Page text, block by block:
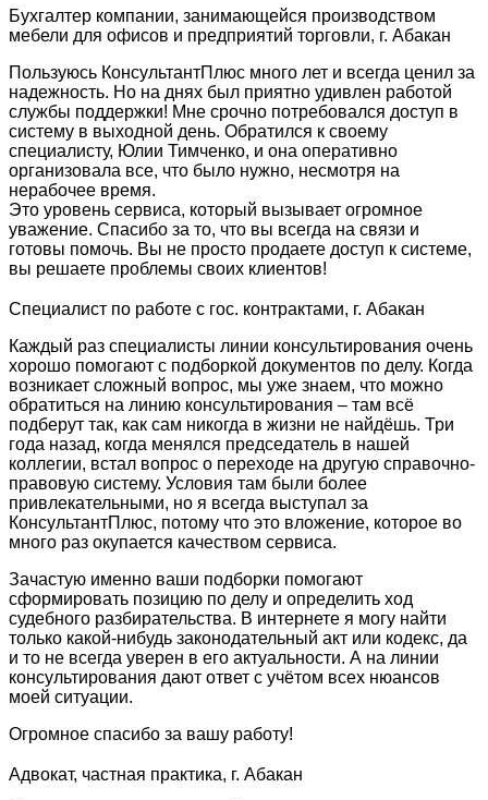
Бухгалтер компании, занимающейся производством
мебели для офисов и предприятий торговли, г. Абакан
Пользуюсь КонсультантПлюс много лет и всегда ценил за
надежность. Но на днях был приятно удивлен работой
службы поддержки! Мне срочно потребовался доступ в
систему в выходной день. Обратился к своему
специалисту, Юлии Тимченко, и она оперативно
организовала все, что было нужно, несмотря на
нерабочее время.
Это уровень сервиса, который вызывает огромное
уважение. Спасибо за то, что вы всегда на связи и
готовы помочь. Вы не просто продаете доступ к системе,
вы решаете проблемы своих клиентов!
Специалист по работе с гос. контрактами, г. Абакан
Каждый раз специалисты линии консультирования очень
хорошо помогают с подборкой документов по делу. Когда
возникает сложный вопрос, мы уже знаем, что можно
обратиться на линию консультирования – там всё
подберут так, как сам никогда в жизни не найдёшь. Три
года назад, когда менялся председатель в нашей
коллегии, встал вопрос о переходе на другую справочно-
правовую систему. Условия там были более
привлекательными, но я всегда выступал за
КонсультантПлюс, потому что это вложение, которое во
много раз окупается качеством сервиса.
Зачастую именно ваши подборки помогают
сформировать позицию по делу и определить ход
судебного разбирательства. В интернете я могу найти
только какой-нибудь законодательный акт или кодекс, да
и то не всегда уверен в его актуальности. А на линии
консультирования дают ответ с учётом всех нюансов
моей ситуации.
Огромное спасибо за вашу работу!
Адвокат, частная практика, г. Абакан